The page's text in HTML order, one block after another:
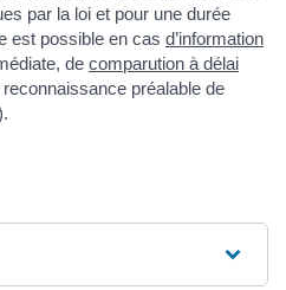
par la loi et pour une durée
est possible en cas d’information
de comparution à délai
préalable de